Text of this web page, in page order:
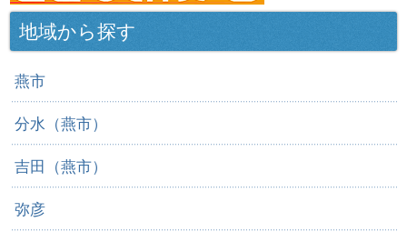
地域から探す
燕市
分水（燕市）
吉田（燕市）
弥彦